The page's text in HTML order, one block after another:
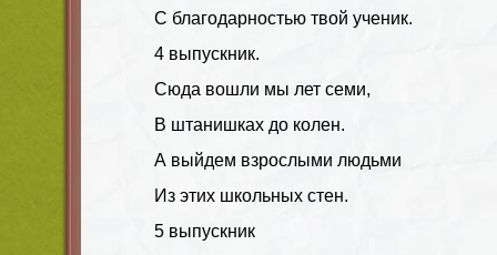
С благодарностью твой ученик.
4 выпускник.
Сюда вошли мы лет семи,
В штанишках до колен.
А выйдем взрослыми людьми
Из этих школьных стен.
5 выпускник